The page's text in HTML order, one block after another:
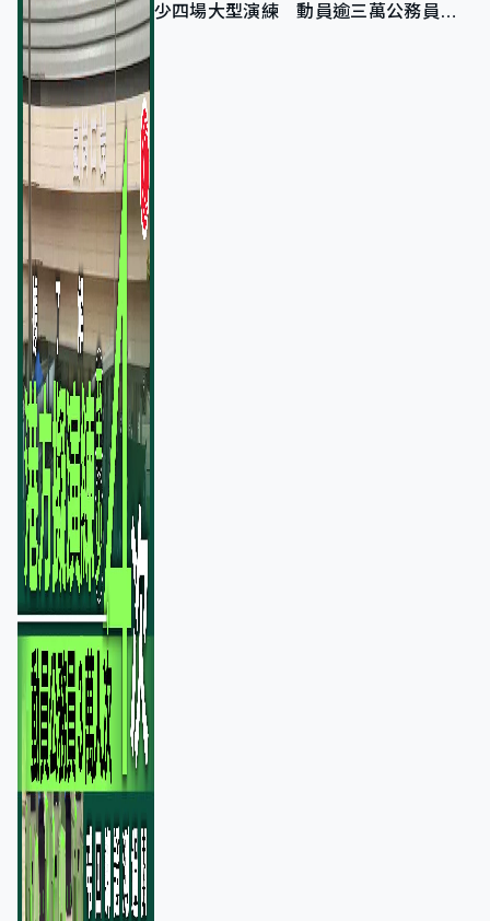
少四場大型演練 動員逾三萬公務員人